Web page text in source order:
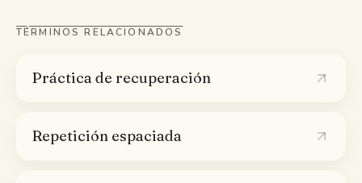
TÉRMINOS RELACIONADOS
Práctica de recuperación
Repetición espaciada